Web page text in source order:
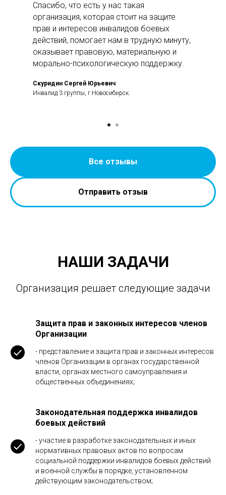
Спасибо, что есть у нас такая
организация, которая стоит на защите
прав и интересов инвалидов боевых
действий, помогает нам в трудную минуту,
оказывает правовую, материальную и
морально-психологическую поддержку.
Скуридин Сергей Юрьевич
Инвалид 3 группы, г.Новосибирск.
Все отзывы
Отправить отзыв
НАШИ ЗАДАЧИ
Организация решает следующие задачи
Защита прав и законных интересов членов
Организации
- представление и защита прав и законных интересов
членов Организации в органах государственной
власти, органах местного самоуправления и
общественных объединениях;
Законодательная поддержка инвалидов
боевых действий
- участие в разработке законодательных и иных
нормативных правовых актов по вопросам
социальной поддержки инвалидов боевых действий
и военной службы в порядке, установленном
действующим законодательством;